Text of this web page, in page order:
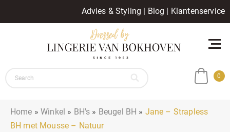
Advies & Styling | Blog | Klantenservice
0
Home »Winkel » BH's » Beugel BH » Jane – Strapless
BH met Mousse – Natuur